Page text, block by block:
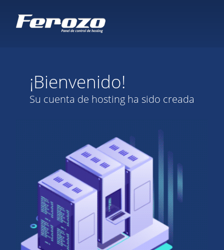
¡Bienvenido!
Su cuenta de hosting ha sido creada